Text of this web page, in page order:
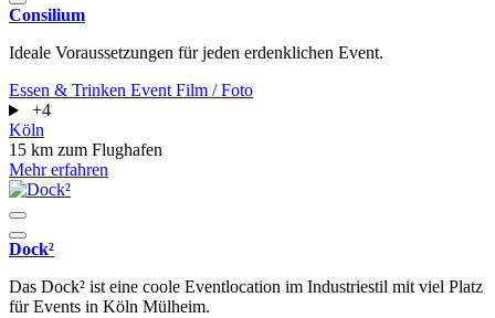
Consilium
Ideale Voraussetzungen für jeden erdenklichen Event.
Essen & Trinken Event Film / Foto
+4
Köln
15 km zum Flughafen
Mehr erfahren
Dock²
Das Dock² ist eine coole Eventlocation im Industriestil mit viel Platz
für Events in Köln Mülheim.